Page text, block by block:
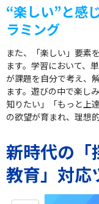
“楽しい”と感
ラミング
また、「楽しい」要素
ます。学習において、
が課題を自分で考え、
ます。遊びの中で楽し
知りたい」「もっと上
の欲望が育まれ、理想
新時代の「
教育」対応